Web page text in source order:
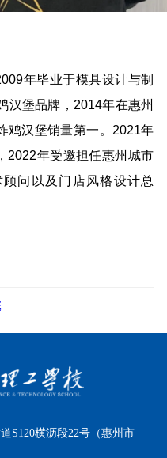
年毕业于模具设计与制
汉堡品牌，2014年在惠州
鸡汉堡销量第一。2021年
2022年受邀担任惠州城市
问以及门店风格设计总
S120横沥段22号（惠州市